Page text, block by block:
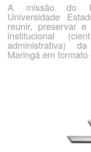
A missão do
Universidade
reunir, preservar
institucional
administrativa)
Maringá em formato